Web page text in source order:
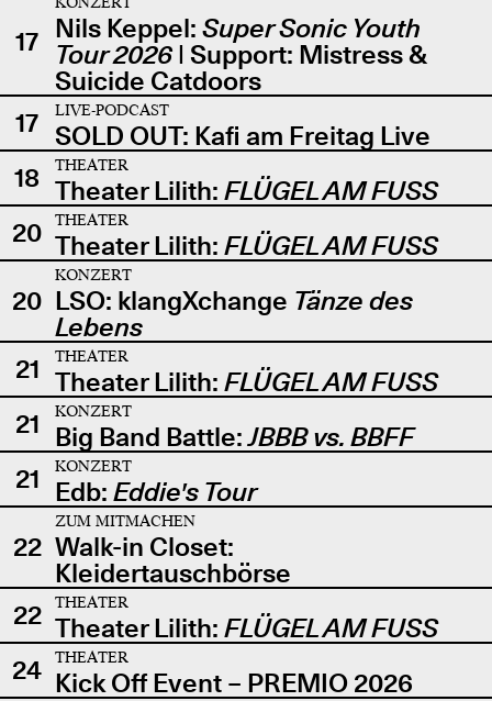
17 Nils Keppel: Super Sonic Youth
Tour 2026| Support: Mistress &
Suicide Catdoors
17
LIVE-PODCAST
SOLD OUT: Kafi am Freitag Live
18
THEATER
Theater Lilith: FLÜGEL AM FUSS
20
THEATER
Theater Lilith: FLÜGEL AM FUSS
20
KONZERT
LSO: klangXchange Tänze des
Lebens
21
THEATER
Theater Lilith: FLÜGEL AM FUSS
21
KONZERT
Big Band Battle:JBBB vs. BBFF
21
KONZERT
Edb: Eddie's Tour
22
ZUM MITMACHEN
Walk-in Closet:
Kleidertauschbörse
22
THEATER
Theater Lilith: FLÜGEL AM FUSS
24
THEATER
Kick Off Event – PREMIO 2026